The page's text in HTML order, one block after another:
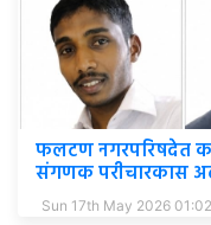
फलटण नगरपरिषदेत
संगणक परीचारकास
Sun 17th May 2026